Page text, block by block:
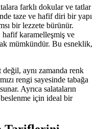
farklı dokular ve tatlar
taze ve hafif diri bir yapı
bir lezzete bürünür.
hafif karamelleşmiş ve
mümkündür. Bu esneklik,
değil, aynı zamanda renk
rengi sayesinde tabağa
Ayrıca salataların
için ideal bir